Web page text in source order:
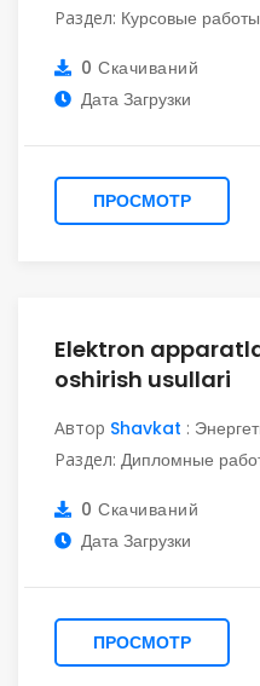
Раздел: Курсовые работы
0 Скачиваний
Дата Загрузки
ПРОСМОТР
Elektron
oshirish usullari
Автор Shavkat :
Раздел: Дипломные
0 Скачиваний
Дата Загрузки
ПРОСМОТР